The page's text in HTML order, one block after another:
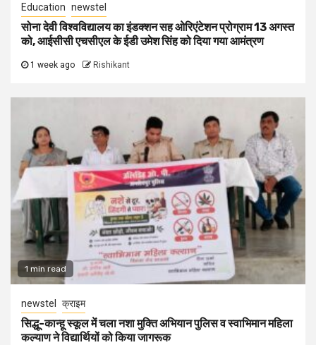
Education newstel
सोना देवी विश्वविद्यालय का इंडक्शन सह ओरिएंटेशन प्रोग्राम 13 अगस्त
को, आईसीसी एचसीएल के ईडी उमेश सिंह को दिया गया आमंत्रण
1 week ago Rishikant
1 min read
newstel क्राइम
सिद्धू-कान्हू स्कूल में चला नशा मुक्ति अभियान पुलिस व स्वाभिमान महिला
कल्याण ने विद्यार्थियों को किया जागरूक